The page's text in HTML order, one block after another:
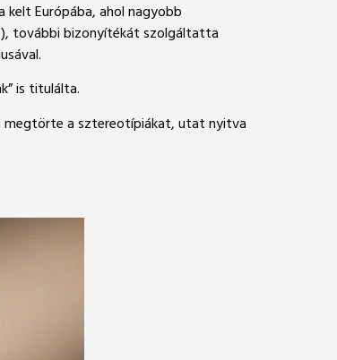
Európába, ahol nagyobb
további bizonyítékát szolgáltatta
is titulálta.
megtörte a sztereotípiákat, utat nyitva